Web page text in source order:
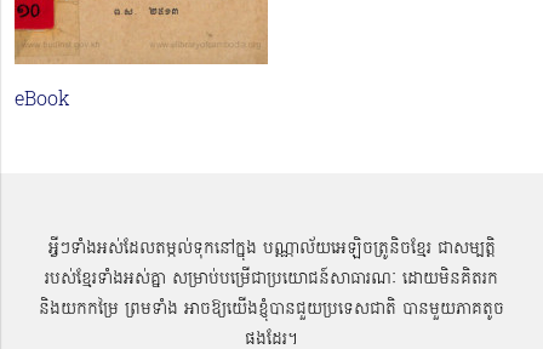
eBook
អ្វីៗទាំងអស់ដែលតម្កល់ទុកនៅក្នុង បណ្ណាល័យអេឡិចត្រូនិចខ្មែរ ជាសម្បតិ្ត
របស់ខ្មែរទាំងអស់គ្នា សម្រាប់បម្រើជាប្រយោជន៍សាធារណៈ ដោយមិនគិតរក
និងយកកម្រៃ ព្រមទាំង អាចឱ្យយើងខ្ញុំបានជួយប្រទេសជាតិ បានមួយភាគតូច
ផងដែរ។